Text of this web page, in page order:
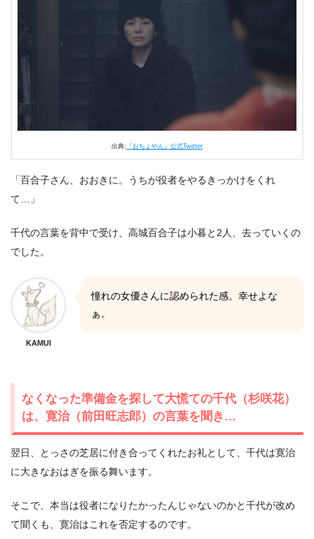
出典: 『おちょやん』公式Twitter
「百合子さん、おおきに。うちが役者をやるきっかけをくれ
て…」
千代の言葉を背中で受け、高城百合子は小暮と2人、去っていくの
でした。
KAMUI
憧れの女優さんに認められた感。幸せよな
ぁ。
なくなった準備金を探して大慌ての千代（杉咲花）
は、寛治（前田旺志郎）の言葉を聞き…
翌日、とっさの芝居に付き合ってくれたお礼として、千代は寛治
に大きなおはぎを振る舞います。
そこで、本当は役者になりたかったんじゃないのかと千代が改め
て聞くも、寛治はこれを否定するのです。